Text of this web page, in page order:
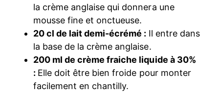
la crème anglaise qui donnera une
mousse fine et onctueuse.
20 cl de lait demi-écrémé : Il entre dans
la base de la crème anglaise.
200 ml de crème fraiche liquide à 30%
: Elle doit être bien froide pour monter
facilement en chantilly.